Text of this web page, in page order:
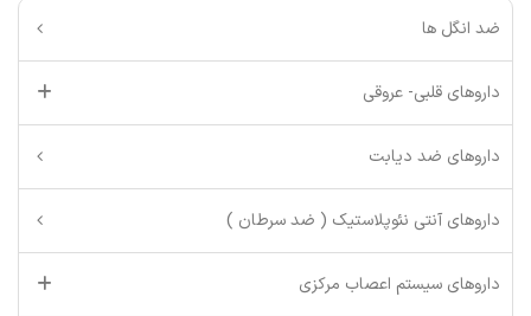
ضد انگل ها
داروهای قلبی- عروقی
داروهای ضد دیابت
داروهای آنتی نئوپلاستیک ( ضد سرطان )
داروهای سیستم اعصاب مرکزی